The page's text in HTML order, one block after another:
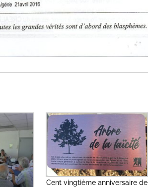
Cent vingtième anniversaire de